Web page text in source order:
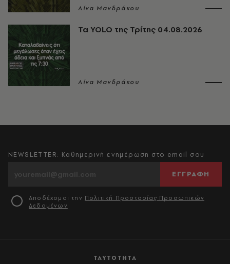
Λίνα Μανδράκου
Τα YOLO της Τρίτης 04.08.2026
Λίνα Μανδράκου
ΤΑΥΤΟΤΗΤΑ
NEWSLETTER: Καθημερινή ενημέρωση στο email σου
ΕΓΓΡΑΦΗ
Αποδέχομαι την Πολιτική Προστασίας Προσωπικών
Δεδομένων